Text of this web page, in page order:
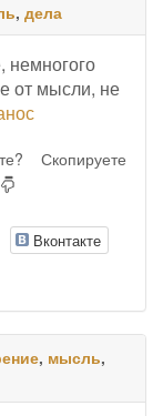
, дела
немногого
от мысли, не
Скопируете
Вконтакте
, мысль,